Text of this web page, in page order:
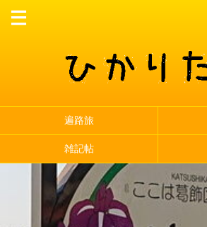
遍路旅
雑記帖